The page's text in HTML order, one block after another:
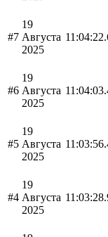
#7
19
Августа
2025
#6
19
Августа
2025
#5
19
Августа
2025
#4
19
Августа
2025